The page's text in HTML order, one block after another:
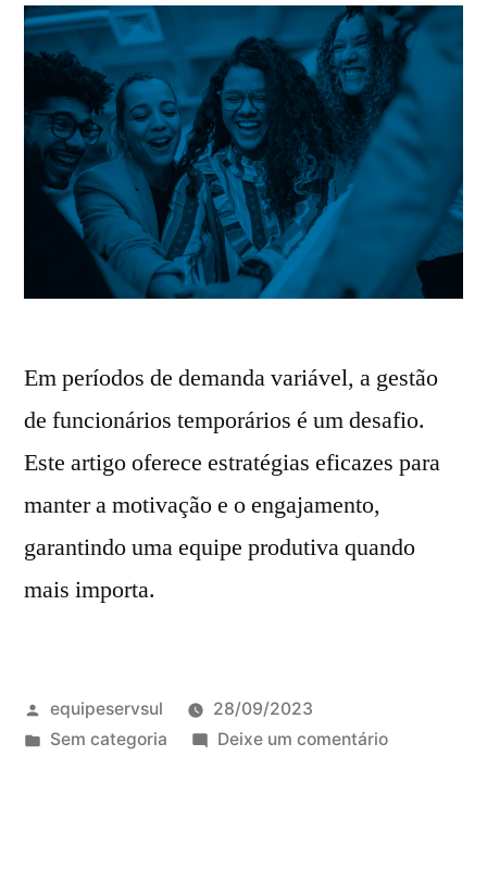
Em períodos de demanda variável, a gestão
de funcionários temporários é um desafio.
Este artigo oferece estratégias eficazes para
manter a motivação e o engajamento,
garantindo uma equipe produtiva quando
mais importa.
equipeservsul
28/09/2023
Sem categoria
Deixe um comentário